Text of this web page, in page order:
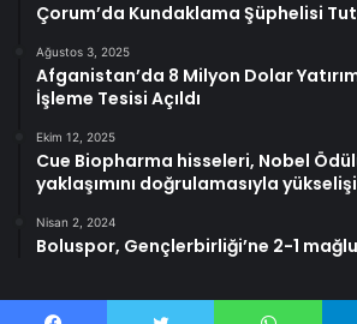
Çorum’da Kundaklama Şüphelisi
Ağustos 3, 2025
Afganistan’da 8 Milyon Dolar
İşleme Tesisi Açıldı
Ekim 12, 2025
Cue Biopharma hisseleri, Nobel
yaklaşımını doğrulamasıyla
Nisan 2, 2024
Boluspor, Gençlerbirliği’ne 2-1